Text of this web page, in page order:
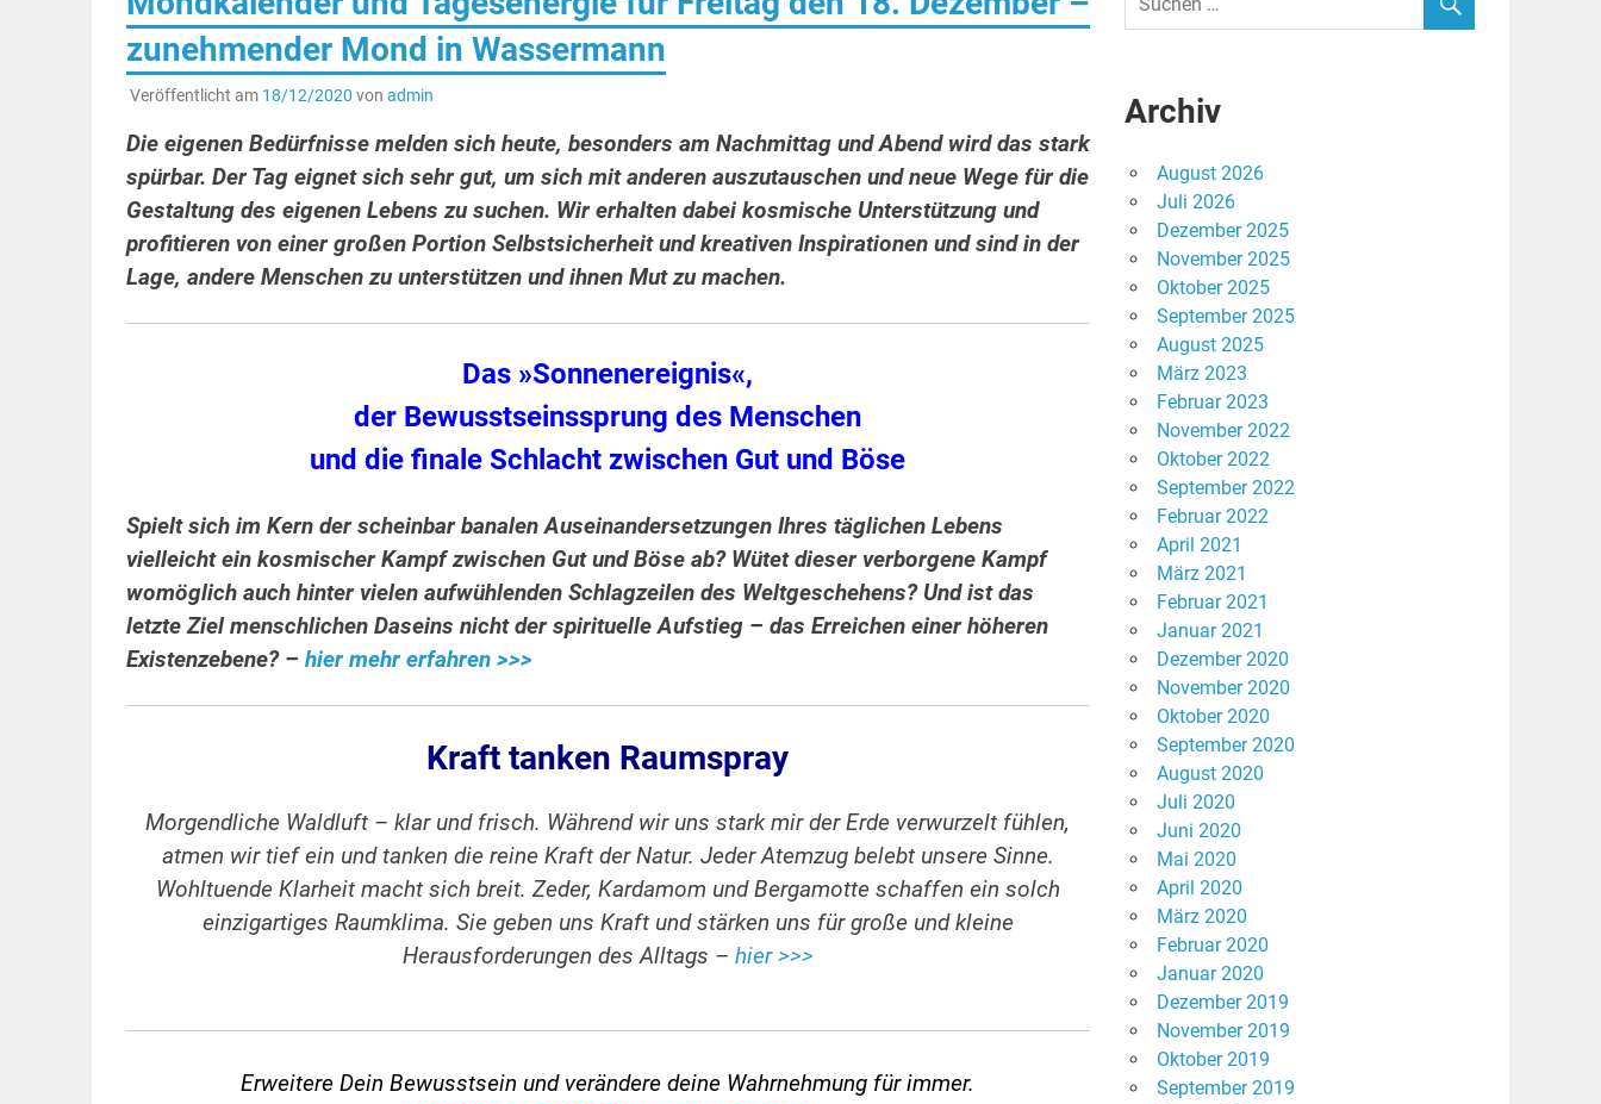
zunehmender Mond in Wassermann
Veröffentlicht am 18/12/2020 von admin
Die eigenen Bedürfnisse melden sich heute, besonders am Nachmittag und Abend wird das stark
spürbar. Der Tag eignet sich sehr gut, um sich mit anderen auszutauschen und neue Wege für die
Gestaltung des eigenen Lebens zu suchen. Wir erhalten dabei kosmische Unterstützung und
profitieren von einer großen Portion Selbstsicherheit und kreativen Inspirationen und sind in der
Lage, andere Menschen zu unterstützen und ihnen Mut zu machen.
Das »Sonnenereignis«,
der Bewusstseinssprung des Menschen
und die finale Schlacht zwischen Gut und Böse
Spielt sich im Kern der scheinbar banalen Auseinandersetzungen Ihres täglichen Lebens
vielleicht ein kosmischer Kampf zwischen Gut und Böse ab? Wütet dieser verborgene Kampf
womöglich auch hinter vielen aufwühlenden Schlagzeilen des Weltgeschehens? Und ist das
letzte Ziel menschlichen Daseins nicht der spirituelle Aufstieg – das Erreichen einer höheren
Existenzebene? – hier mehr erfahren >>>
Kraft tanken Raumspray
Morgendliche Waldluft – klar und frisch. Während wir uns stark mir der Erde verwurzelt fühlen,
atmen wir tief ein und tanken die reine Kraft der Natur. Jeder Atemzug belebt unsere Sinne.
Wohltuende Klarheit macht sich breit. Zeder, Kardamom und Bergamotte schaffen ein solch
einzigartiges Raumklima. Sie geben uns Kraft und stärken uns für große und kleine
Herausforderungen des Alltags – hier >>>
Erweitere Dein Bewusstsein und veränderedeine Wahrnehmung für immer.
Archiv
August 2026
Juli 2026
Dezember 2025
November 2025
Oktober 2025
September 2025
August 2025
März 2023
Februar 2023
November 2022
Oktober 2022
September 2022
Februar 2022
April 2021
März 2021
Februar 2021
Januar 2021
Dezember 2020
November 2020
Oktober 2020
September 2020
August 2020
Juli 2020
Juni 2020
Mai 2020
April 2020
März 2020
Februar 2020
Januar 2020
Dezember 2019
November 2019
Oktober 2019
September 2019